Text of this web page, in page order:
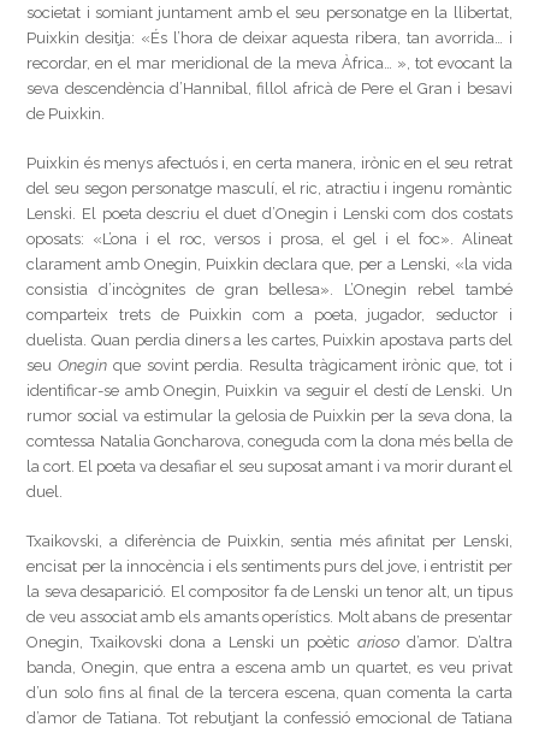
societat i somiant juntament amb el seu personatge en la llibertat,
Puixkin desitja: «És l’hora de deixar aquesta ribera, tan avorrida… i
recordar, en el mar meridional de la meva Àfrica… », tot evocant la
seva descendència d’Hannibal, fillol africà de Pere el Gran i besavi
de Puixkin.
Puixkin és menys afectuós i, en certa manera, irònic en el seu retrat
del seu segon personatge masculí, el ric, atractiu i ingenu romàntic
Lenski. El poeta descriu el duet d’Onegin i Lenski com dos costats
oposats: «L’ona i el roc, versos i prosa, el gel i el foc». Alineat
clarament amb Onegin, Puixkin declara que, per a Lenski, «la vida
consistia d’incògnites de gran bellesa». L’Onegin rebel també
comparteix trets de Puixkin com a poeta, jugador, seductor i
duelista. Quan perdia diners a les cartes, Puixkin apostava parts del
seuOnegin que sovint perdia. Resulta tràgicament irònic que, tot i
identificar-se amb Onegin, Puixkin va seguir el destí de Lenski. Un
rumor social va estimular la gelosia de Puixkin per la seva dona, la
comtessa Natalia Goncharova, coneguda com la dona més bella de
la cort. El poeta va desafiar el seu suposat amant i va morir durant el
duel.
Txaikovski, a diferència de Puixkin, sentia més afinitat per Lenski,
encisat per la innocència i els sentiments purs del jove, i entristit per
la seva desaparició. El compositor fa de Lenski un tenor alt, un tipus
de veu associat amb els amants operístics. Molt abans de presentar
Onegin, Txaikovski dona a Lenski un poètic arioso d’amor. D’altra
banda, Onegin, que entra a escena amb un quartet, es veu privat
d’un solo fins al final de la tercera escena, quan comenta la carta
d’amor de Tatiana. Tot rebutjant la confessió emocional de Tatiana